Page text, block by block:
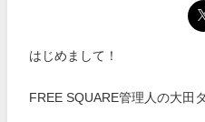
はじめまして！
FREE SQUARE管理人の大田